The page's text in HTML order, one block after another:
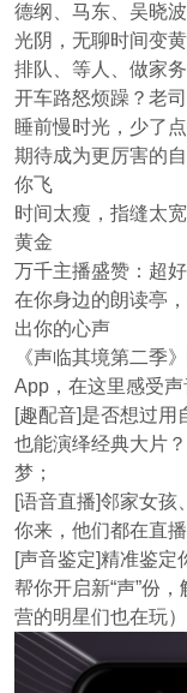
德纲、马东、吴晓
光阴，无聊时间变黄
排队、等人、做家
开车路怒烦躁？老
睡前慢时光，少了
期待成为更厉害的
你飞
时间太瘦，指缝太
黄金
万千主播盛赞：超
在你身边的朗读亭
出你的心声
《声临其境第二季
App，在这里感受声
[趣配音]是否想过用
也能演绎经典大片
梦；
[语音直播]邻家女孩
你来，他们都在直
[声音鉴定]精准鉴定
帮你开启新“声”份
营的明星们也在玩）